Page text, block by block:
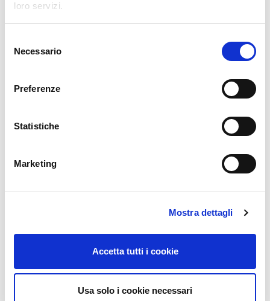
loro servizi.
Necessario
Preferenze
Statistiche
Marketing
Mostra dettagli
Accetta tutti i cookie
Usa solo i cookie necessari
市场洞察
TAGS
最新文章 8
LATTINE IN ALLUMINIO